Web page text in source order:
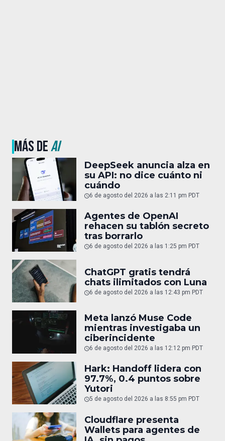
MÁS DEAI
DeepSeek anuncia alza en
su API: no dice cuánto ni
cuándo
6 de agosto del 2026 a las 2:11 pm PDT
Agentes de OpenAI
rehacen su tablón secreto
tras borrarlo
6 de agosto del 2026 a las 1:25 pm PDT
ChatGPT gratis tendrá
chats ilimitados con Luna
6 de agosto del 2026 a las 12:43 pm PDT
Meta lanzó Muse Code
mientras investigaba un
ciberincidente
6 de agosto del 2026 a las 12:12 pm PDT
Hark: Handoff lidera con
97.7%, 0.4 puntos sobre
Yutori
5 de agosto del 2026 a las 8:55 pm PDT
Cloudflare presenta
Wallets para agentes de